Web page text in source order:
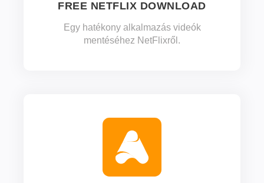
FREE NETFLIX DOWNLOAD
Egy hatékony alkalmazás videók
mentéséhez NetFlixről.